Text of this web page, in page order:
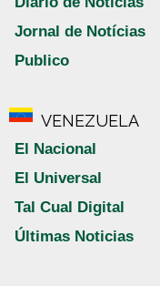
Jornal de Notícias
Publico
VENEZUELA
El Nacional
El Universal
Tal Cual Digital
Últimas Noticias